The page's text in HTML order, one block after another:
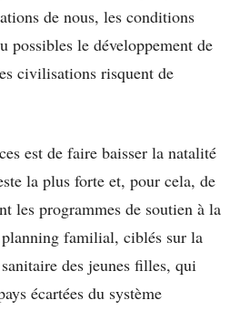
de nous, les conditions
possibles le développement de
civilisations risquent de
est de faire baisser la natalité
la plus forte et, pour cela, de
les programmes de soutien à la
familial, ciblés sur la
des jeunes filles, qui
écartées du système